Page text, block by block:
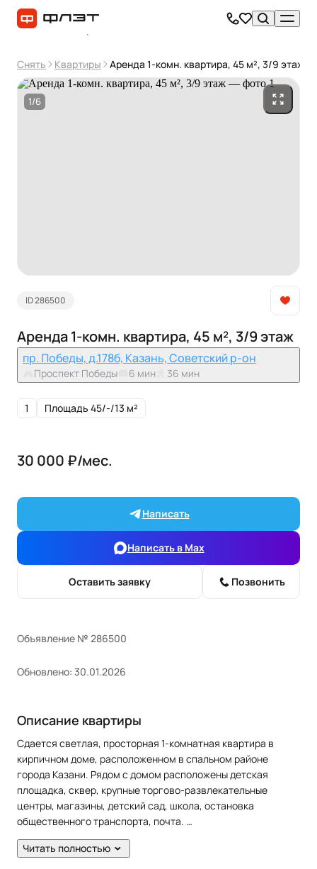
Снять Квартиры Аренда 1-комн. квартира, 45 м², 3/9 этаж
1/6
ID 286500
Аренда 1-комн. квартира, 45 м², 3/9 этаж
пр. Победы, д.178б, Казань, Советский р-он
Проспект Победы 6 мин 36 мин
1 Площадь 45/-/13 м²
30 000 ₽/мес.
Написать
Написать в Max
Оставить заявку Позвонить
Объявление № 286500
Обновлено: 30.01.2026
Описание квартиры
Сдается светлая, просторная 1-комнатная квартира в
кирпичном доме, расположенном в спальном районе
города Казани. Рядом с домом расположены детская
площадка, сквер, крупные торгово-развлекательные
центры, магазины, детский сад, школа, остановка
общественного транспорта, почта.
Полы: линолеум. Окна: пластиковые. Потолки:
Читать полностью